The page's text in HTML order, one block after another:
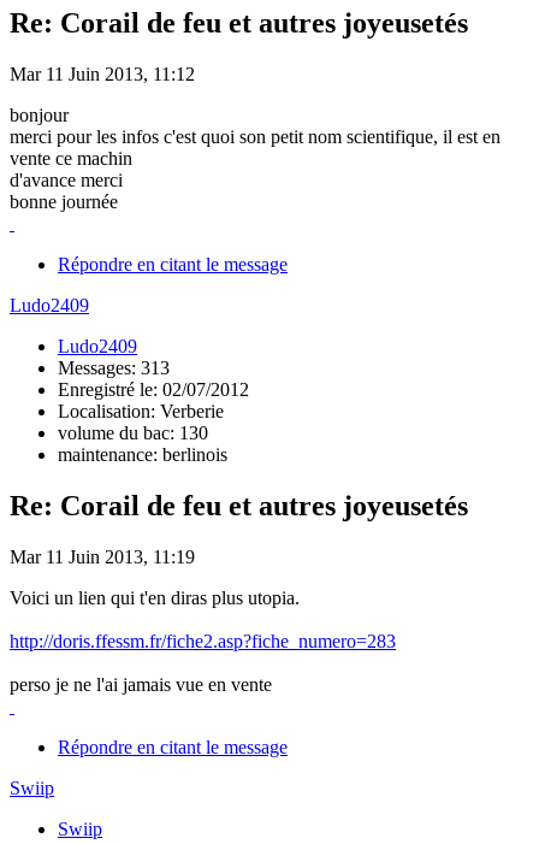
Re: Corail de feu et autres joyeusetés
Mar 11 Juin 2013, 11:12
bonjour
merci pour les infos c'est quoi son petit nom scientifique, il est en
vente ce machin
d'avance merci
bonne journée
Répondre en citant le message
Ludo2409
Ludo2409
Messages: 313
Enregistré le: 02/07/2012
Localisation: Verberie
volume du bac: 130
maintenance: berlinois
Re: Corail de feu et autres joyeusetés
Mar 11 Juin 2013, 11:19
Voici un lien qui t'en diras plus utopia.
http://doris.ffessm.fr/fiche2.asp?fiche_numero=283
perso je ne l'ai jamais vue en vente
Répondre en citant le message
Swiip
Swiip